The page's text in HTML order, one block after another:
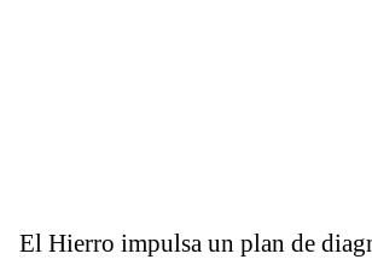
El Hierro impulsa un plan de